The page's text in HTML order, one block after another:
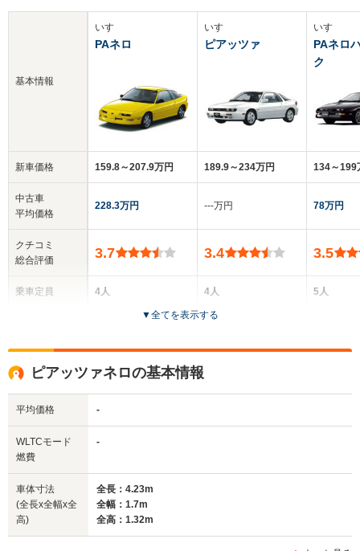
基本情報
新車価格
中古車
平均価格
クチコミ
総合評価
乗車定員
サイズ
(全長x全幅x全高)
いすゞ
PAネロ
159.8～207.9万円
228.3万円
3.7
4人
1.32m
いすゞ
ピアッツァ
189.9～234万円
‐‐‐万円
3.4
4人
3ドア
いすゞ
PAネロ
ク
134～199
78万円
3.5
5人
▼全てを表示する
ピアッツァネロの基本情報
平均価格 -
WLTCモード
燃費
-
車体寸法
(全長x全幅x全
高)
全長：4.23m
全幅：1.7m
全高：1.32m